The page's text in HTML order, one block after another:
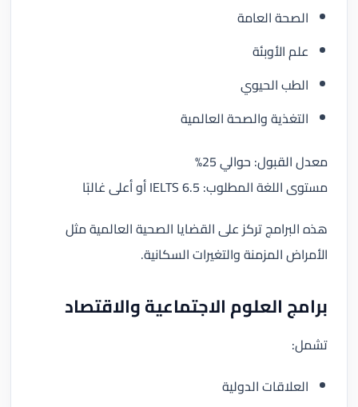
الصحة العامة
علم الأوبئة
الطب الحيوي
التغذية والصحة العالمية
معدل القبول: حوالي 25%
مستوى اللغة المطلوب: IELTS 6.5 أو أعلى غالبًا
هذه البرامج تركز على القضايا الصحية العالمية مثل
الأمراض المزمنة والتغيرات السكانية.
برامج العلوم الاجتماعية والاقتصاد
تشمل:
العلاقات الدولية